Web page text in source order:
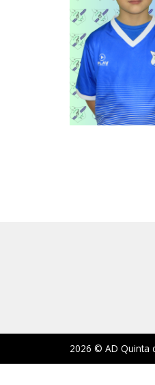
2026 © AD Quinta